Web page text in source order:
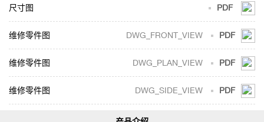
PDF
尺寸图
PDF
DWG_FRONT_VIEW
PDF
DWG_PLAN_VIEW
PDF
DWG_SIDE_VIEW